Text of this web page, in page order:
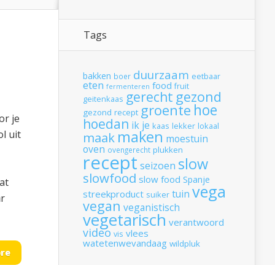
je
uit
Tags
bakken boer duurzaam eetbaar
eten fermenteren food fruit
geitenkaas gerecht gezond
gezond recept groente hoe
hoedan ik je kaas lekker lokaal
maak maken moestuin
oven ovengerecht plukken
recept seizoen slow
slowfood slow food Spanje
streekproduct suiker tuin vega
vegan veganistisch
vegetarisch verantwoord
video vis vlees
watetenwevandaag wildpluk